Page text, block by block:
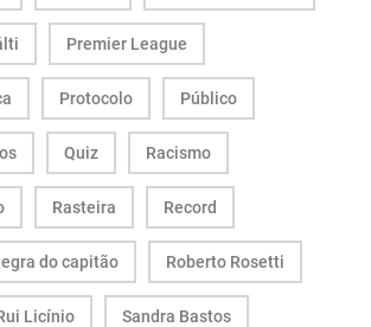
Premier League
Protocolo Público
Quiz Racismo
Rasteira Record
do capitão Roberto Rosetti
Licínio Sandra Bastos